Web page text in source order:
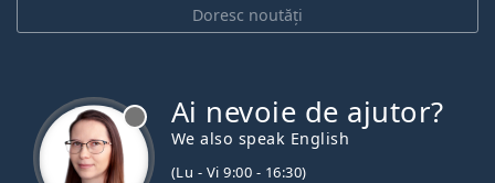
Doresc noutăți
Ai nevoie de ajutor?
We also speak English
(Lu - Vi 9:00 - 16:30)